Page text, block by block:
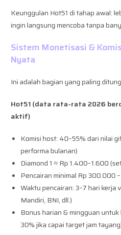
Keunggulan Hot51 di tahap awal:
ingin langsung mencoba tanpa
Sistem Monetisasi &
Nyata
Ini adalah bagian yang paling
Hot51 (data rata-rata 2026
aktif)
Komisi host: 40–55% dari nilai
performa bulanan)
Diamond 1 ≈ Rp 1.400–1.600
Pencairan minimal Rp 300.000
Waktu pencairan: 3–7 hari kerja
Mandiri, BNI, dll.)
Bonus harian & mingguan
30% jika capai target jam